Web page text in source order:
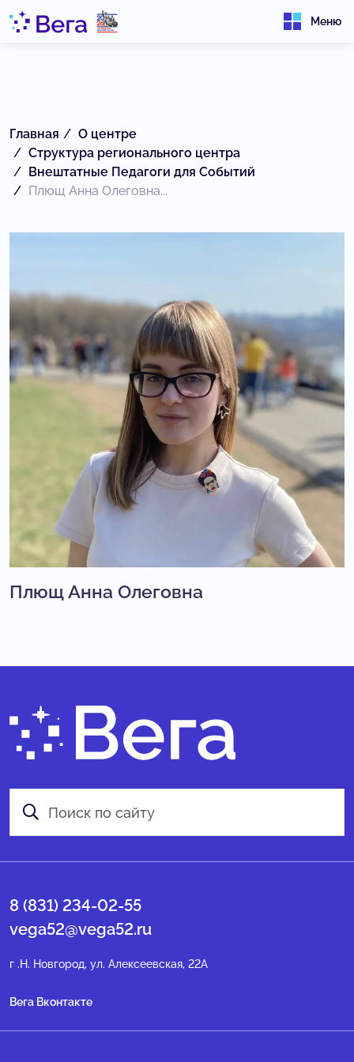
Меню
Главная
О центре
Структура регионального центра
Внештатные Педагоги для Событий
Плющ Анна Олеговна...
Плющ Анна Олеговна
8 (831) 234-02-55
vega52@vega52.ru
г .Н. Новгород, ул. Алексеевская, 22А
Вега Вконтакте